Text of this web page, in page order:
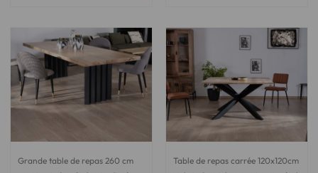
Grande table de repas 260 cm
Table de repas carrée 120x120cm